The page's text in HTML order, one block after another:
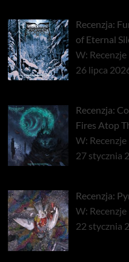
Recenzja:
of Eternal
W: Recenzje
26 lipca
Recenzja:
Fires Atop
W: Recenzje
27 stycznia
Recenzja:
W: Recenzje
22 stycznia